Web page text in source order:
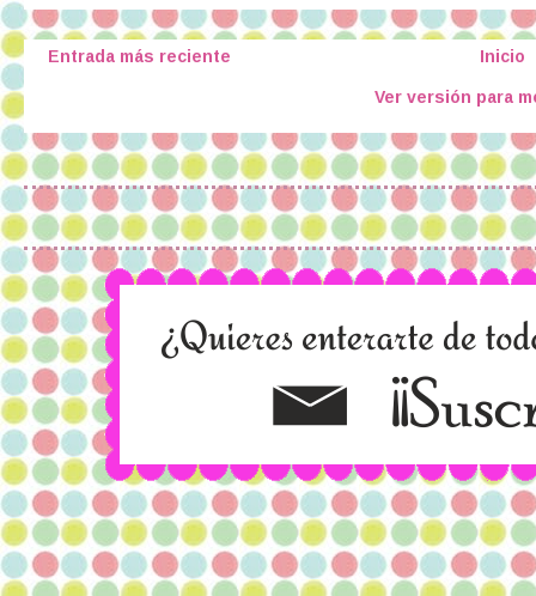
Entrada más reciente Inicio
Ver versión para